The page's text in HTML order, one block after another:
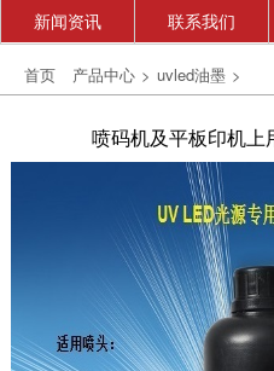
新闻资讯
联系我们
首页 产品中心 > uvled油墨 >
喷码机及平板印机